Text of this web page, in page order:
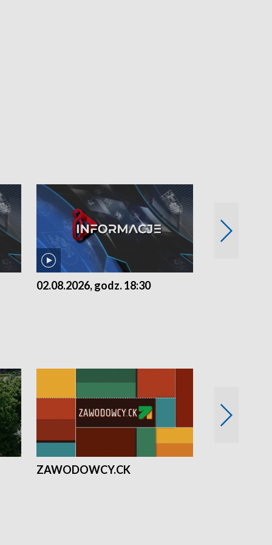
02.08.2026, godz. 18:30
ZAWODOWCY.CK